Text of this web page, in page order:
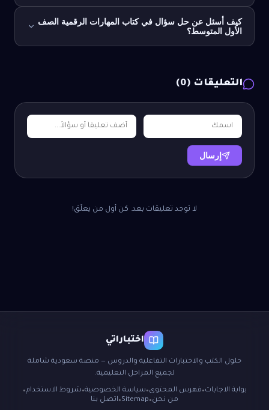
كيف أسئل عن حل سؤال في كتاب المهارات الرقمية الصف
الأول المتوسط؟
التعليقات (0
)
إرسال
لا توجد تعليقات بعد. كن أول من يعلّق!
اختباراتي
حلول الكتب والاختبارات التفاعلية والدروس — منصة سعودية شاملة
لجميع المراحل التعليمية.
بوابة الاجابات ● فهرس المحتوى ● سياسة الخصوصية● شروط الاستخدام●
من نحن ●
Sitemap
● اتصل بنا